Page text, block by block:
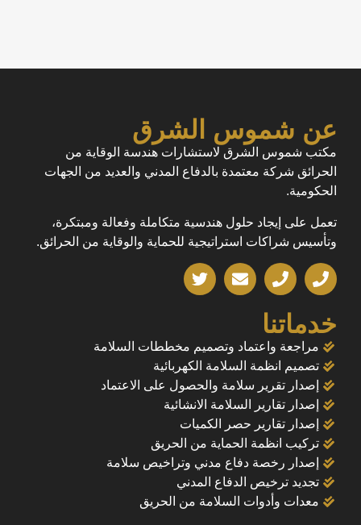
عن شموس الشرق
مكتب شموس الشرق لاستشارات هندسة الوقاية من
الحرائق شركة معتمدة بالدفاع المدني والعديد من الجهات
الحكومية.
تعمل على إيجاد حلول هندسية متكاملة وفعالة ومبتكرة،
وتأسيس شراكات استراتيجية للحماية والوقاية من الحرائق.
خدماتنا
مراجعة واعتماد وتصميم مخططات السلامة
تصميم انظمة السلامة الكهربائية
إصدار تقرير سلامة والحصول على الاعتماد
إصدار تقارير السلامة الانشائية
إصدار تقارير حصر الكميات
تركيب انظمة الحماية من الحريق
إصدار رخصة دفاع مدني وتراخيص سلامة
تجديد ترخيص الدفاع المدني
معدات وأدوات السلامة من الحريق